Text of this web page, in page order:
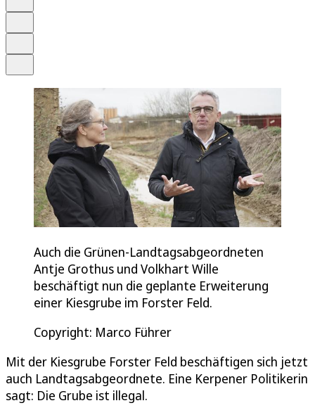
Auch die Grünen-Landtagsabgeordneten
Antje Grothus und Volkhart Wille
beschäftigt nun die geplante Erweiterung
einer Kiesgrube im Forster Feld.
Copyright: Marco Führer
Mit der Kiesgrube Forster Feld beschäftigen sich jetzt
auch Landtagsabgeordnete. Eine Kerpener Politikerin
sagt: Die Grube ist illegal.